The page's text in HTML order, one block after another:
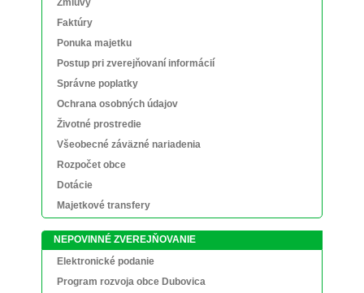
Zmluvy
Faktúry
Ponuka majetku
Postup pri zverejňovaní informácií
Správne poplatky
Ochrana osobných údajov
Životné prostredie
Všeobecné záväzné nariadenia
Rozpočet obce
Dotácie
Majetkové transfery
NEPOVINNÉ ZVEREJŇOVANIE
Elektronické podanie
Program rozvoja obce Dubovica